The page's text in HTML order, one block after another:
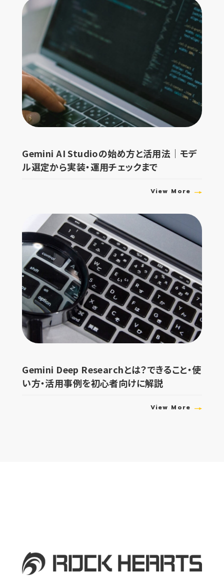
Gemini AI Studioの始め方と活用法｜モデ
ル選定から実装・運用チェックまで
View More
Gemini Deep Researchとは？できること・使
い方・活用事例を初心者向けに解説
View More